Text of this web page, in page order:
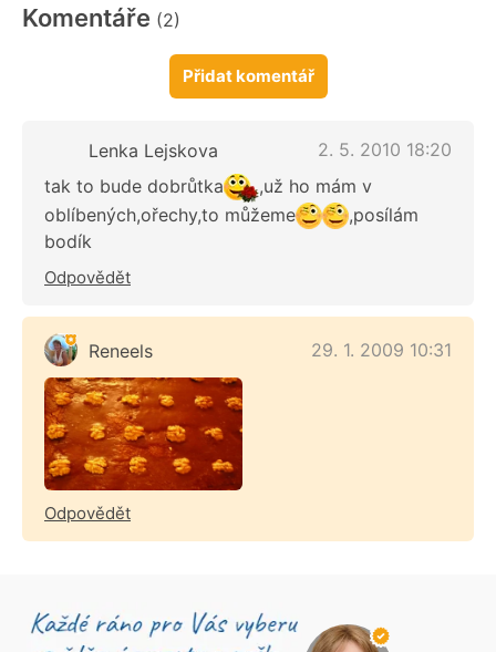
Komentáře (2)
Přidat komentář
Lenka Lejskova
2. 5. 2010 18:20
tak to bude dobrůtka
,už ho mám v
oblíbených,ořechy,to můžeme
,posílám
bodík
Odpovědět
Reneels 29. 1. 2009 10:31
Odpovědět